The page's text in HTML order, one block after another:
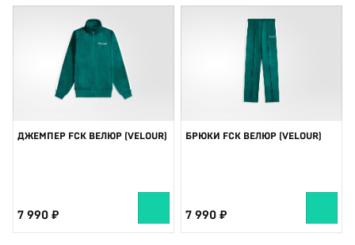
ДЖЕМПЕР FCK ВЕЛЮР (VELOUR)
7 990
БРЮКИ FCK ВЕЛЮР (VELOUR)
7 990